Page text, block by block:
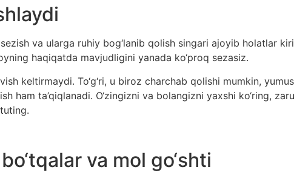
va ularga ruhiy bog‘lanib qolish singari ajoyib holatlar
haqiqatda mavjudligini yanada ko‘proq sezasiz.
keltirmaydi. To‘g‘ri, u biroz charchab qolishi mumkin,
ham ta’qiqlanadi. O‘zingizni va bolangizni yaxshi ko‘ring,
va mol go‘shti